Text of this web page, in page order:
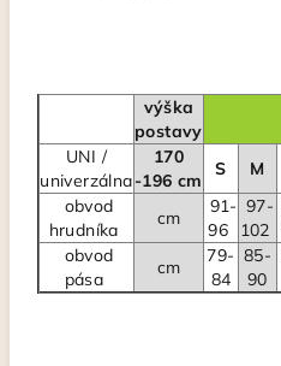
výška
postavy
UNI /
univerzálna
170
-196 cm
S M
obvod
hrudníka
cm
91-
96
97-
102
obvod
pása
cm
79-
84
85-
90